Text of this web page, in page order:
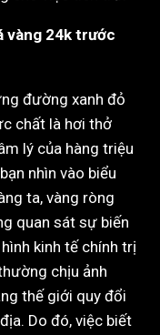
vàng 24k trước
đường xanh đỏ
chất là hơi thở
lý của hàng triệu
nhìn vào biểu
ta, vàng ròng
quan sát sự biến
kinh tế chính trị
chịu ảnh
thế giới quy đổi
Do đó, việc biết